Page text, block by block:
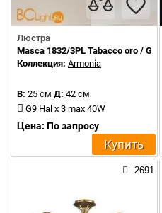
Люстра
Masca 1832/3PL Tabacco oro /
Коллекция: Armonia
В: 25 см Д: 42 см
G9 Hal x 3 max 40W
Цена: По запросу
Купить
2691